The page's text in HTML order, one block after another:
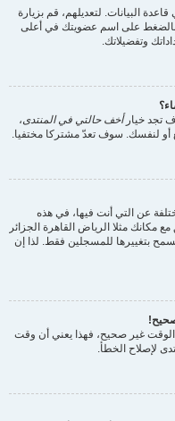
البيانات. لتعديلهم، قم بزيارة
بالضغط على اسم عضويتك في أعلى
وتفضيلاتك.
تجد خيارأخف حالتي في المنتدى،
لنفسك. سوف تعدّ مشتركا مختفيا.
عن التي أنت فيها، في هذه
مكانك مثلا الرياض القاهرة الجزائر
يسمح بتغييرها للمسجلين فقط. لذا إن
الوقت غير صحيح، فهذا يعني أن وقت
لإصلاح الخطأ.